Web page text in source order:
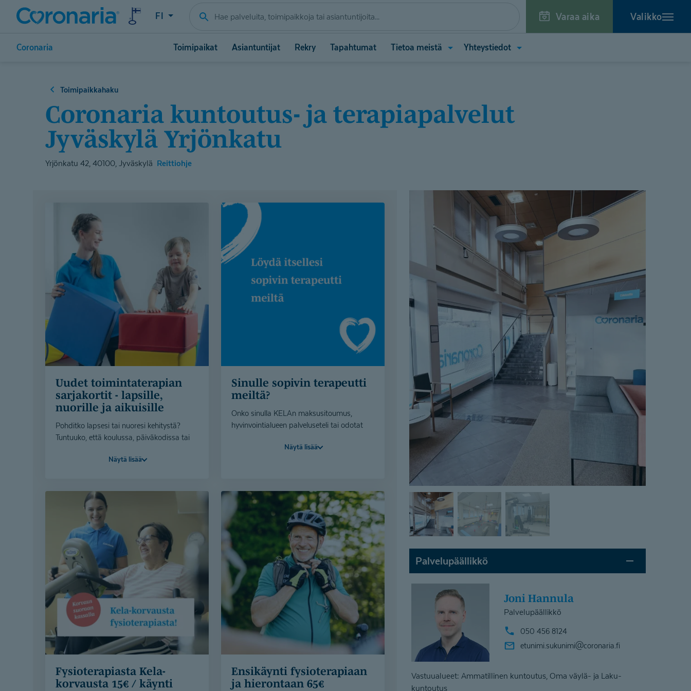
FI Varaa aika Valikko
Coronaria Toimipaikat Asiantuntijat Rekry Tapahtumat Tietoa meistä Avaa
Yhteystiedot Avaa
Toimipaikkahaku
Coronaria kuntoutus- ja terapiapalvelut
Jyväskylä Yrjönkatu
Yrjönkatu 42, 40100, Jyväskylä Reittiohje
Uudet toimintate­rapian
sarjakortit - lapsille,
nuorille ja aikuisille
Pohditko lapsesi tai nuoresi kehitystä?
Tuntuuko, että koulussa, päiväkodissa tai
Kaipaatteko tukea arjen sujumiseen,
Toimintaterapian sarjakortti tarjoaa
matalan kynnyksen tuen ja saat
toimintaterapiakäynnit edullisemmin.
Työskentelemme sekä taitojen että arjen
rakenteiden parissa, jotta arki olisi
sujuvampaa ja kevyempää koko perheelle.
Etsimme teille sopivimman terapeutin.
Sarjakortit ovat nyt saatavilla Jämsässä,
Jyväskylässä, Kotka, Kouvolassa,
Lappeenrannassa, Seinäjoella, Vaasassa,
Kittilässä ja Rovaniemellä
Tutustu sarjakortteihin
Näytä lisää
Sinulle sopivin terapeutti
meiltä?
Onko sinulla KELAn maksusitoumus,
hyvinvointialueen palveluseteli tai odotat
yhteydenottolomakkeella tietosi, niin
Itse maksavana asiakkaana
fysioterapeutin, toimintaterapian ja
puheterapian käynnit on nyt varattavissa
soittamalla asiakaspalveluumme 010 525
8801 tai lähettämällä yhteydenottolomake.
Lähetä lomake - etsimme sinulle
sopivan toimintaterapeutin
Lähetä lomake - etsimme sinulle
sopivan puheterapeutin
Lähetä lomake - etsimme sinulle
sopivan fysioterapeutin
Varaa aika fysioterapiaan
Näytä lisää
Fysiotera­piasta Kela-
korvausta 15€ / käynti
Ensikäynti fysioterapiaan
ja hierontaan 65€
Palvelupäällikkö
Joni Hannula
Palvelupäällikkö
050 456 8124
etunimi.sukunimi@coronaria.fi
Vastuualueet: Ammatillinen kuntoutus, Oma väylä- ja Laku-
kuntoutus